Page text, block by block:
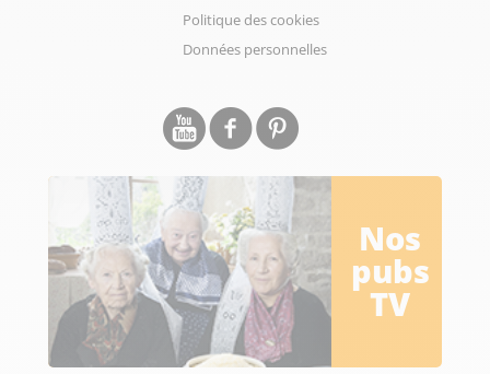
Politique des cookies
Données personnelles
Nos
pubs
TV